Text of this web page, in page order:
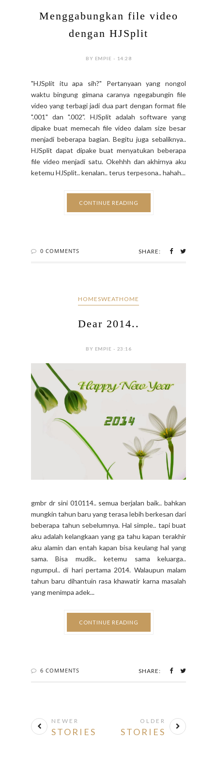
Menggabungkan file video
dengan HJSplit
BY EMPIE - 14:28
"HJSplit itu apa sih?" Pertanyaan yang nongol
waktu bingung gimana caranya ngegabungin file
video yang terbagi jadi dua part dengan format file
".001" dan ".002". HJSplit adalah software yang
dipake buat memecah file video dalam size besar
menjadi beberapa bagian. Begitu juga sebaliknya..
HJSplit dapat dipake buat menyatukan beberapa
file video menjadi satu. Okehhh dan akhirnya aku
ketemu HJSplit.. kenalan.. terus terpesona.. hahah...
CONTINUE READING
0 COMMENTS SHARE:
HOMESWEATHOME
Dear 2014..
BY EMPIE - 23:16
gmbr dr sini 010114.. semua berjalan baik.. bahkan
mungkin tahun baru yang terasa lebih berkesan dari
beberapa tahun sebelumnya. Hal simple.. tapi buat
aku adalah kelangkaan yang ga tahu kapan terakhir
aku alamin dan entah kapan bisa keulang hal yang
sama. Bisa mudik.. ketemu sama keluarga..
ngumpul.. di hari pertama 2014. Walaupun malam
tahun baru dihantuin rasa khawatir karna masalah
yang menimpa adek...
CONTINUE READING
6 COMMENTS SHARE:
NEWER
STORIES
OLDER
STORIES